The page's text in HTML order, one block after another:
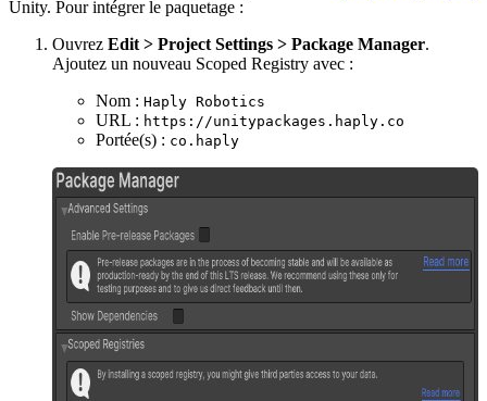
Unity. Pour intégrer le paquetage :
Ouvrez Edit > Project Settings > Package Manager.
Ajoutez un nouveau Scoped Registry avec :
Nom : Haply Robotics
URL : https://unitypackages.haply.co
Portée(s) : co.haply